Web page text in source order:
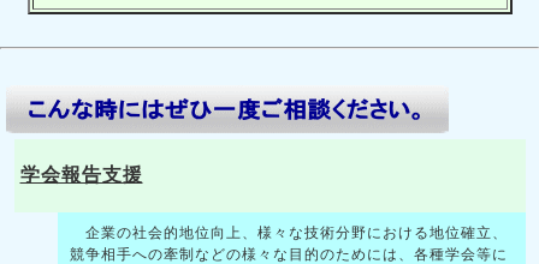
学会報告支援
企業の社会的地位向上、様々な技術分野における地位確立、
競争相手への牽制などの様々な目的のためには、各種学会等に